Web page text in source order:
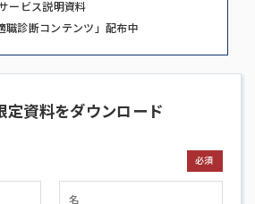
ービス説明資料
職診断コンテンツ」配布中
定資料をダウンロード
必須